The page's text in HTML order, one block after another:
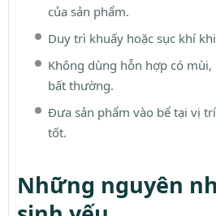
của sản phẩm.
Duy trì khuấy hoặc sục khí
Không dùng hỗn hợp có
bất thường.
Đưa sản phẩm vào bể tại vị
tốt.
Những nguyên